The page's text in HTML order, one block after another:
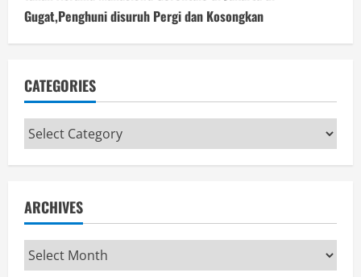
Gugat,Penghuni disuruh Pergi dan Kosongkan
CATEGORIES
Categories
ARCHIVES
Archives